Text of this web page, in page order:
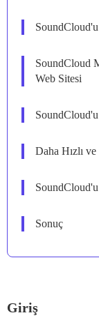
SoundCloud
Web Sitesi
Daha Hızlı
Sonuç
Giriş